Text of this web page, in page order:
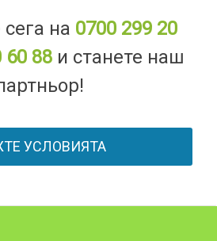
на 0700 299 20
60 88 и станете наш
УСЛОВИЯТА